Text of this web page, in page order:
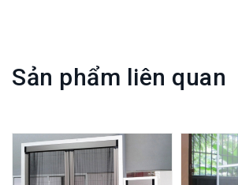
Sản phẩm liên quan